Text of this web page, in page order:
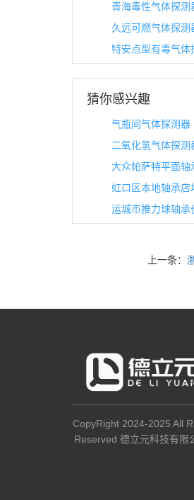
青海毒性气体探测
久远可燃气体探测
特安点型有毒气体
猜你感兴趣
气瓶间气体探测器
二氧化氢气体探测
大众帕萨特平面轴
虹口区本地轴承
运城市推力球轴
上一条：
CopyRight 2024-2025 All
Reserved 德立元科技有限